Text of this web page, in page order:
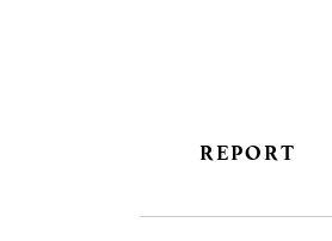
REPORT